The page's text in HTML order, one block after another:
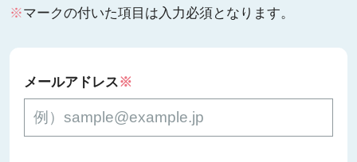
※マークの付いた項目は入力必須となります。
メールアドレス※